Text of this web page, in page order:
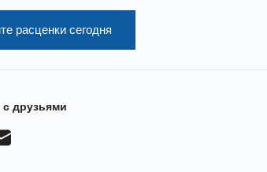
расценки сегодня
друзьями